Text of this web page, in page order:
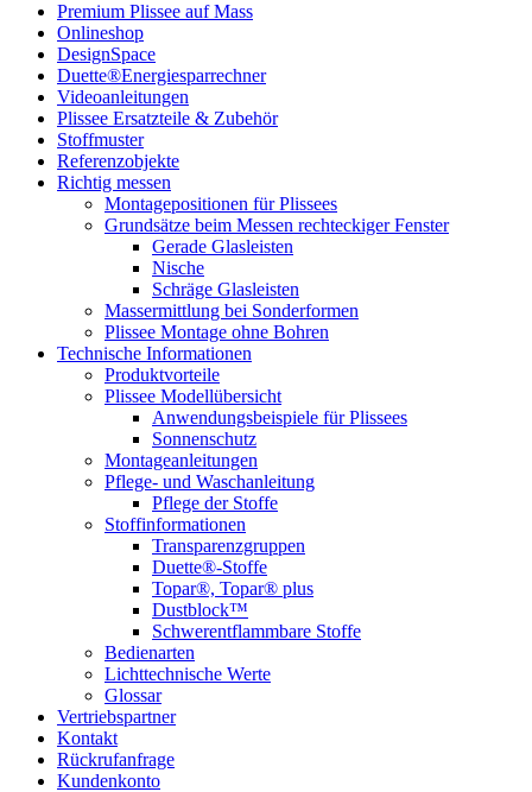
Premium Plissee auf Mass
Onlineshop
DesignSpace
Duette®Energiesparrechner
Videoanleitungen
Plissee Ersatzteile & Zubehör
Stoffmuster
Referenzobjekte
Richtig messen
Montagepositionen für Plissees
Grundsätze beim Messen rechteckiger Fenster
Gerade Glasleisten
Nische
Schräge Glasleisten
Massermittlung bei Sonderformen
Plissee Montage ohne Bohren
Technische Informationen
Produktvorteile
Plissee Modellübersicht
Anwendungsbeispiele für Plissees
Sonnenschutz
Montageanleitungen
Pflege- und Waschanleitung
Pflege der Stoffe
Stoffinformationen
Transparenzgruppen
Duette®-Stoffe
Topar®, Topar® plus
Dustblock™
Schwerentflammbare Stoffe
Bedienarten
Lichttechnische Werte
Glossar
Vertriebspartner
Kontakt
Rückrufanfrage
Kundenkonto